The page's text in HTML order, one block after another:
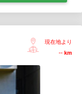
現在地より
-- km